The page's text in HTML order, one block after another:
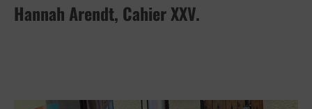
Hannah Arendt, Cahier XXV.